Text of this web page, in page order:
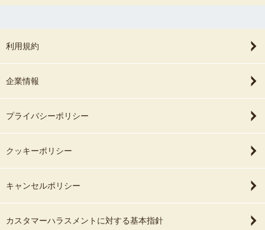
利用規約
企業情報
プライバシーポリシー
クッキーポリシー
キャンセルポリシー
カスタマーハラスメントに対する基本指針